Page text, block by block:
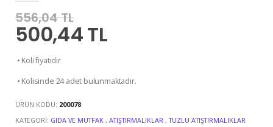
556,04 TL
500,44 TL
• Koli fiyatıdır
• Kolisinde 24 adet bulunmaktadır.
ÜRÜN KODU: 200078
KATEGORI: GIDA VE MUTFAK ,ATIŞTIRMALIKLAR ,TUZLU ATIŞTIRMALIKLAR